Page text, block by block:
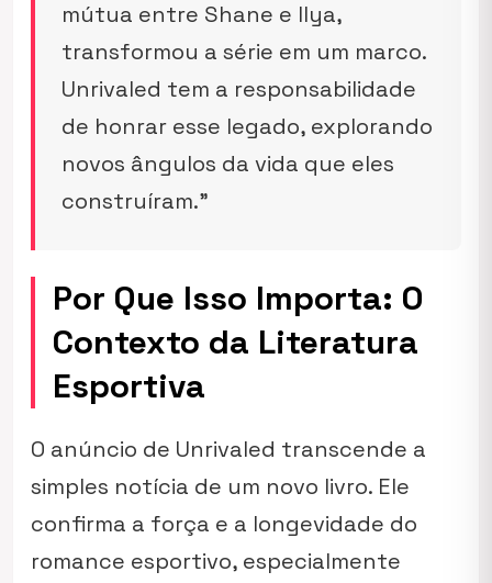
mútua entre Shane e Ilya,
transformou a série em um marco.
Unrivaled tem a responsabilidade
de honrar esse legado, explorando
novos ângulos da vida que eles
construíram.”
Por Que Isso Importa: O
Contexto da Literatura
Esportiva
O anúncio de Unrivaled transcende a
simples notícia de um novo livro. Ele
confirma a força e a longevidade do
romance esportivo, especialmente